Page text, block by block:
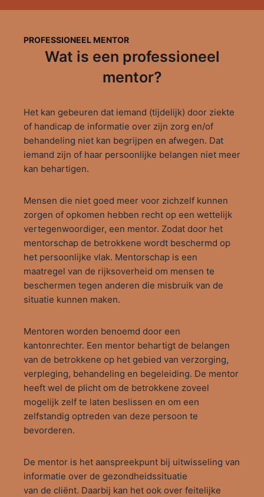
PROFESSIONEEL MENTOR
Wat is een professioneel
mentor?
Het kan gebeuren dat iemand (tijdelijk) door ziekte
of handicap de informatie over zijn zorg en/of
behandeling niet kan begrijpen en afwegen. Dat
iemand zijn of haar persoonlijke belangen niet meer
kan behartigen.
Mensen die niet goed meer voor zichzelf kunnen
zorgen of opkomen hebben recht op een wettelijk
vertegenwoordiger, een mentor. Zodat door het
mentorschap de betrokkene wordt beschermd op
het persoonlijke vlak. Mentorschap is een
maatregel van de rijksoverheid om mensen te
beschermen tegen anderen die misbruik van de
situatie kunnen maken.
Mentoren worden benoemd door een
kantonrechter. Een mentor behartigt de belangen
van de betrokkene op het gebied van verzorging,
verpleging, behandeling en begeleiding. De mentor
heeft wel de plicht om de betrokkene zoveel
mogelijk zelf te laten beslissen en om een
zelfstandig optreden van deze persoon te
bevorderen.
De mentor is het aanspreekpunt bij uitwisseling van
informatie over de gezondheidssituatie
van de cliënt. Daarbij kan het ook over feitelijke